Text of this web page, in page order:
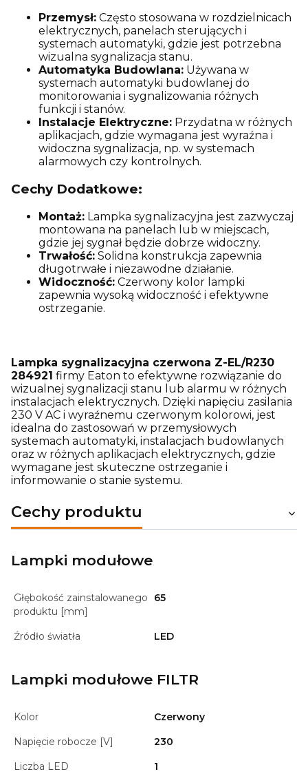
Przemysł: Często stosowana w rozdzielnicach
elektrycznych, panelach sterujących i
systemach automatyki, gdzie jest potrzebna
wizualna sygnalizacja stanu.
Automatyka Budowlana: Używana w
systemach automatyki budowlanej do
monitorowania i sygnalizowania różnych
funkcji i stanów.
Instalacje Elektryczne: Przydatna w różnych
aplikacjach, gdzie wymagana jest wyraźna i
widoczna sygnalizacja, np. w systemach
alarmowych czy kontrolnych.
Cechy Dodatkowe:
Montaż: Lampka sygnalizacyjna jest zazwyczaj
montowana na panelach lub w miejscach,
gdzie jej sygnał będzie dobrze widoczny.
Trwałość: Solidna konstrukcja zapewnia
długotrwałe i niezawodne działanie.
Widoczność: Czerwony kolor lampki
zapewnia wysoką widoczność i efektywne
ostrzeganie.
Lampka sygnalizacyjna czerwona Z-EL/R230
284921 firmy Eaton to efektywne rozwiązanie do
wizualnej sygnalizacji stanu lub alarmu w różnych
instalacjach elektrycznych. Dzięki napięciu zasilania
230 V AC i wyraźnemu czerwonym kolorowi, jest
idealna do zastosowań w przemysłowych
systemach automatyki, instalacjach budowlanych
oraz w różnych aplikacjach elektrycznych, gdzie
wymagane jest skuteczne ostrzeganie i
informowanie o stanie systemu.
Cechy produktu
Lampki modułowe
Głębokość zainstalowanego
produktu [mm]
65
Źródło światła LED
Lampki modułowe FILTR
Kolor
Czerwony
Napięcie robocze [V]
230
Liczba LED
1